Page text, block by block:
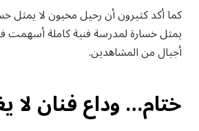
كما أكد كثيرون أن رحيل مخيون لا يمثل
يمثل خسارة لمدرسة فنية كاملة
أجيال من المشاهدين.
ختام… وداع فنان لا